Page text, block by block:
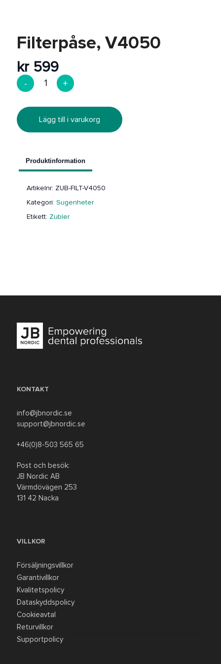
Filterpåse, V4050
kr599
Lägg till i varukorg
Produktinformation
Artikelnr: ZUB-FILT-V4050
Kategori: Sugenheter
Etikett: Zubler
KONTAKT
info@jbnordic.se
support@jbnordic.se
+46(0)8-503 565 65
Post och besök:
JB Nordic AB
Värmdövägen 253
131 42 Nacka
VILLKOR
Försäljningsvillkor
Garantivillkor
Kvalitetspolicy
Dataskyddspolicy
Cookieavtal
Returvillkor
Supportpolicy